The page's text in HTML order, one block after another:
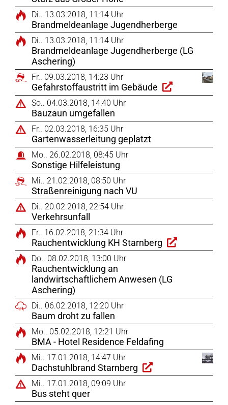
Di.. 13.03.2018, 11:14 Uhr
Brandmeldeanlage Jugendherberge
Di.. 13.03.2018, 11:14 Uhr
Brandmeldeanlage Jugendherberge (LG
Aschering)
Fr.. 09.03.2018, 14:23 Uhr
Gefahrstoffaustritt im Gebäude
So.. 04.03.2018, 14:40 Uhr
Bauzaun umgefallen
Fr.. 02.03.2018, 16:35 Uhr
Gartenwasserleitung geplatzt
Mo.. 26.02.2018, 08:45 Uhr
Sonstige Hilfeleistung
Mi.. 21.02.2018, 08:50 Uhr
Straßenreinigung nach VU
Di.. 20.02.2018, 22:54 Uhr
Verkehrsunfall
Fr.. 16.02.2018, 21:34 Uhr
Rauchentwicklung KH Starnberg
Do.. 08.02.2018, 13:00 Uhr
Rauchentwicklung an
landwirtschaftlichem Anwesen (LG
Aschering)
Di.. 06.02.2018, 12:20 Uhr
Baum droht zu fallen
Mo.. 05.02.2018, 12:21 Uhr
BMA - Hotel Residence Feldafing
Mi.. 17.01.2018, 14:47 Uhr
Dachstuhlbrand Starnberg
Mi.. 17.01.2018, 09:09 Uhr
Bus steht quer